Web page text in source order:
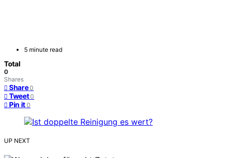
5 minute read
Total
0
Shares
Share 0
Tweet 0
Pin it 0
UP NEXT